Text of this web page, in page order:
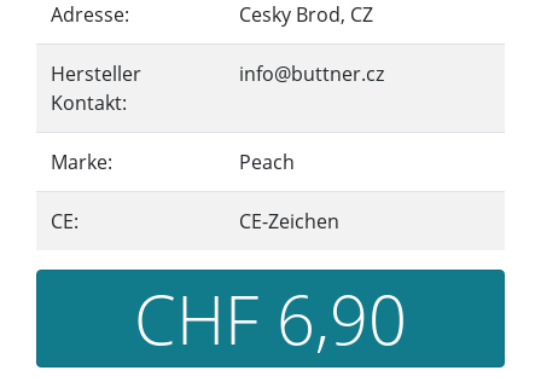
Adresse:
Cesky Brod, CZ
Hersteller
Kontakt:
info@buttner.cz
Marke: Peach
CE: CE-Zeichen
CHF 6,90